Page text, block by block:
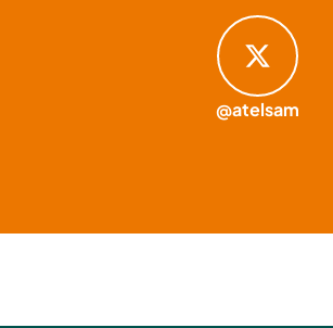
@atelsam